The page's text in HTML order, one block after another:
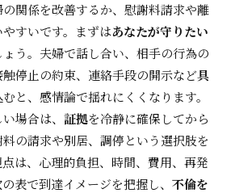
関係を改善するか、慰謝料請求や離
すいです。まずはあなたが守りたい
う。夫婦で話し合い、相手の行為の
停止の約束、連絡手段の開示など具
と、感情論で揺れにくくなります。
場合は、 証拠を冷静に確保してから
の請求や別居、調停という選択肢を
は、心理的負担、時間、費用、再発
表で到達イメージを把握し、 不倫を